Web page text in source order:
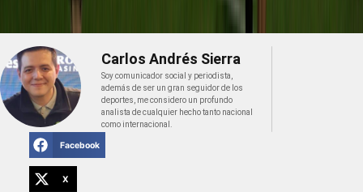
Carlos Andrés Sierra
Soy comunicador social y periodista,
además de ser un gran seguidor de los
deportes, me considero un profundo
analista de cualquier hecho tanto nacional
como internacional.
Facebook
X